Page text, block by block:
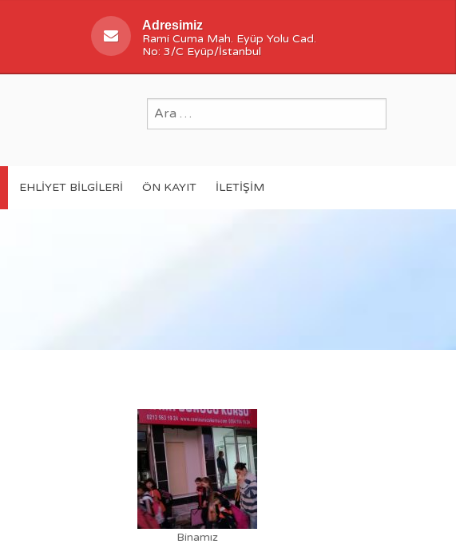
Adresimiz
Rami Cuma Mah. Eyüp Yolu Cad.
No: 3/C Eyüp/İstanbul
EHLIYET BILGILERI ÖN KAYIT İLETIŞIM
Binamız